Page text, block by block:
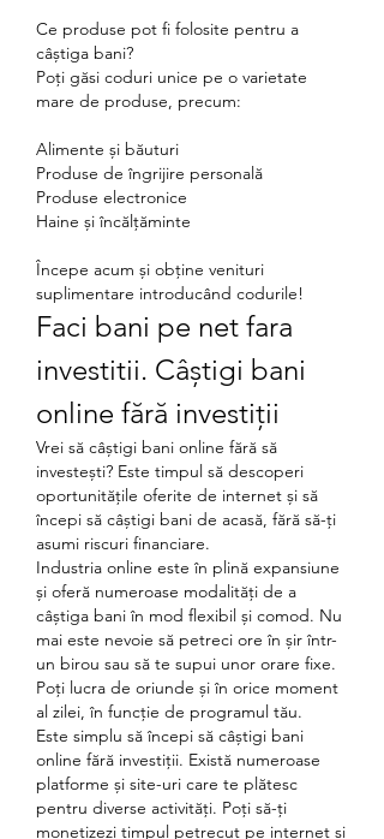
Ce produse pot fi folosite pentru a
câștiga bani?
Poți găsi coduri unice pe o varietate
mare de produse, precum:
Alimente și băuturi
Produse de îngrijire personală
Produse electronice
Haine și încălțăminte
Începe acum și obține venituri
suplimentare introducând codurile!
Faci bani pe net fara
investitii. Câștigi bani
online fără investiții
Vrei să câștigi bani online fără să
investești? Este timpul să descoperi
oportunitățile oferite de internet și să
începi să câștigi bani de acasă, fără să-ți
asumi riscuri financiare.
Industria online este în plină expansiune
și oferă numeroase modalități de a
câștiga bani în mod flexibil și comod. Nu
mai este nevoie să petreci ore în șir într-
un birou sau să te supui unor orare fixe.
Poți lucra de oriunde și în orice moment
al zilei, în funcție de programul tău.
Este simplu să începi să câștigi bani
online fără investiții. Există numeroase
platforme și site-uri care te plătesc
pentru diverse activități. Poți să-ți
monetizezi timpul petrecut pe internet și